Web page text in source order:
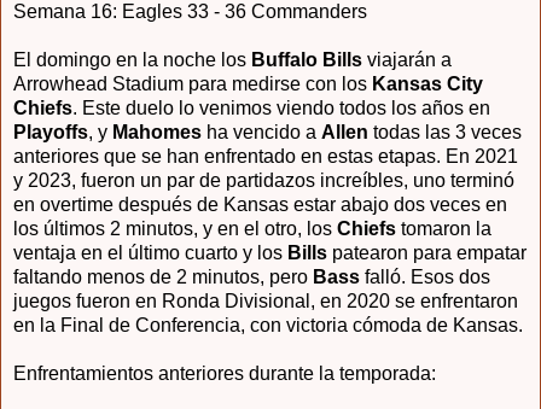
Semana 16: Eagles 33 - 36 Commanders
El domingo en la noche los Buffalo Bills viajarán a
Arrowhead Stadium para medirse con los Kansas City
Chiefs. Este duelo lo venimos viendo todos los años en
Playoffs, y Mahomes ha vencido a Allen todas las 3 veces
anteriores que se han enfrentado en estas etapas. En 2021
y 2023, fueron un par de partidazos increíbles, uno terminó
en overtime después de Kansas estar abajo dos veces en
los últimos 2 minutos, y en el otro, los Chiefs tomaron la
ventaja en el último cuarto y los Bills patearon para empatar
faltando menos de 2 minutos, pero Bass falló. Esos dos
juegos fueron en Ronda Divisional, en 2020 se enfrentaron
en la Final de Conferencia, con victoria cómoda de Kansas.
Enfrentamientos anteriores durante la temporada: